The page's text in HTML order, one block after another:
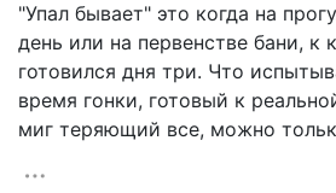
"Упал бывает" это когда на
день или на первенстве бани, к
готовился дня три. Что
время гонки, готовый к
миг теряющий все, можно